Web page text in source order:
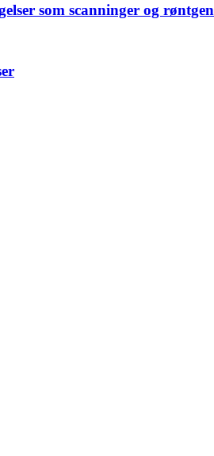
som scanninger og røntgen